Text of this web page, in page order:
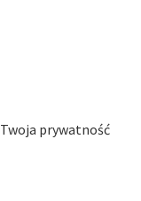
Twoja prywatność